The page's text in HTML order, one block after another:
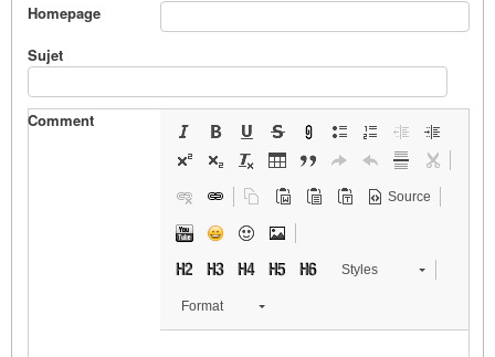
Homepage
Sujet
Comment
Source
Styles
Format